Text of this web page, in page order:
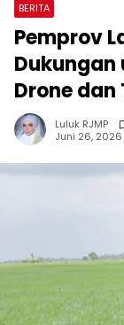
BERITA
Pemprov
Dukungan
Drone dan
Luluk RJMP
Juni 26, 2026